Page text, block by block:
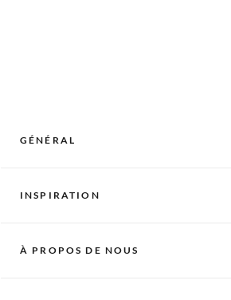
GÉNÉRAL
Comment ça marche
Cadeaux
INSPIRATION
L'album des bébés
À PROPOS DE NOUS